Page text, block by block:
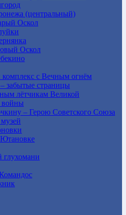
(центральный)
Оскол
Оскол
с Вечным огнём
забытые страницы
лётчикам Великой
войны
– Герою Советского Союза